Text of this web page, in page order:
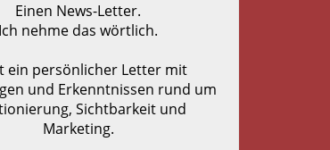
Einen News-Letter.
Ich nehme das wörtlich.
ein persönlicher Letter mit
und Erkenntnissen rund um
Sichtbarkeit und
Marketing.